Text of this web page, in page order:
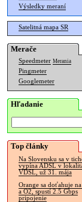
Výsledky meraní
Satelitná mapa SR
Merače
Speedmeter Merania
Pingmeter
Googlemeter
Hľadanie
Top články
Na Slovensku sa v
vypína ADSL v
VDSL, už 31. mája
Orange sa doťahuje
a O2, spustí 2.5 Gbps
pripojenie